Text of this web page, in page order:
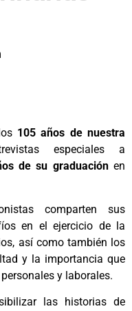
105 años de nuestra
especiales a
de su graduaciónen
comparten sus
en el ejercicio de la
así como también los
y la importancia que
y laborales.
las historias de